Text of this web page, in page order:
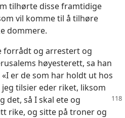
tilhørte disse framtidige
vil komme til å tilhøre
dommere.
forrådt og arrestert og
høyesterett, sa han
er de som har holdt ut hos
tilsier eder riket, liksom
det, så I skal ete og
rike, og sitte på troner og